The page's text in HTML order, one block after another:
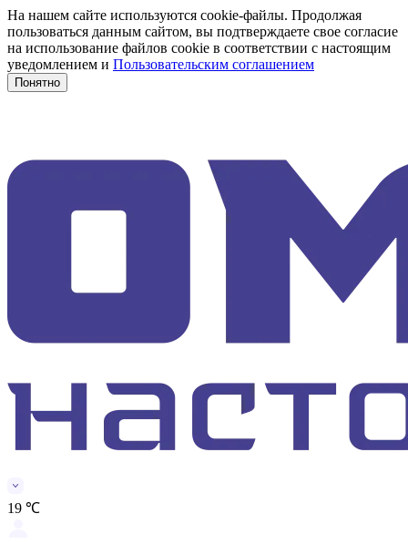
На нашем сайте используются cookie-файлы. Продолжая
пользоваться данным сайтом, вы подтверждаете свое согласие
на использование файлов cookie в соответствии с настоящим
уведомлением и Пользовательским соглашением
Понятно
19 ℃